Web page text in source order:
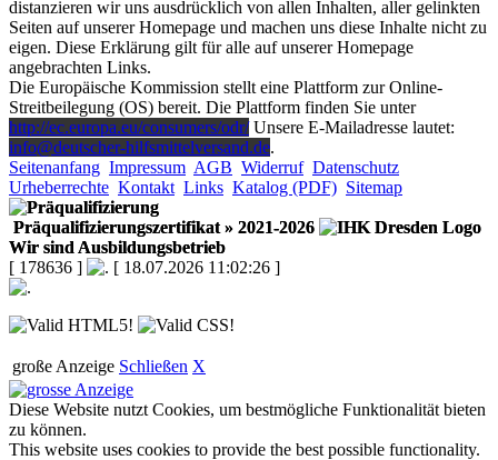
distanzieren wir uns ausdrücklich von allen Inhalten, aller gelinkten
Seiten auf unserer Homepage und machen uns diese Inhalte nicht zu
eigen. Diese Erklärung gilt für alle auf unserer Homepage
angebrachten Links.
Die Europäische Kommission stellt eine Plattform zur Online-
Streitbeilegung (OS) bereit. Die Plattform finden Sie unter
http://ec.europa.eu/consumers/odr/Unsere E-Mailadresse lautet:
info@deutscher-hilfsmittelversand.de.
Seitenanfang Impressum AGB Widerruf Datenschutz
Urheberrechte Kontakt Links Katalog (PDF) Sitemap
Präqualifizierungszertifikat » 2021-2026
Wir sind Ausbildungsbetrieb
[ 178636 ]
[ 18.07.2026 11:02:26 ]
große Anzeige Schließen X
Diese Website nutzt Cookies, um bestmögliche Funktionalität bieten
zu können.
This website uses cookies to provide the best possible functionality.